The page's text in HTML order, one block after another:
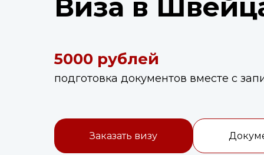
5000 рублей
подготовка документов вместе с
Заказать визу